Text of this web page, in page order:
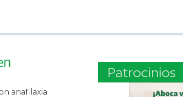
anafilaxia
Patrocinios